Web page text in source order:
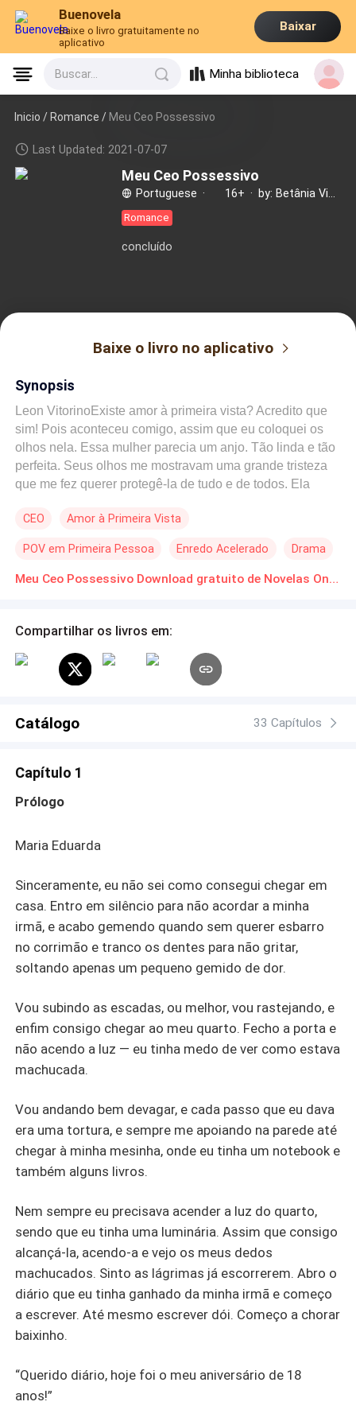
Buenovela
Baixe o livro gratuitamente no
aplicativo
Baixar
Buscar... Minha biblioteca
Inicio /Romance / Meu Ceo Possessivo
Last Updated: 2021-07-07
Meu Ceo Possessivo
Portuguese · 16+ ·
Romance
concluído
Baixe o livro no aplicativo
Synopsis
Leon VitorinoExiste amor à primeira vista? Acredito que
sim! Pois aconteceu comigo, assim que eu coloquei os
olhos nela. Essa mulher parecia um anjo. Tão linda e tão
perfeita. Seus olhos me mostravam uma grande tristeza
que me fez querer protegê-la de tudo e de todos. Ela
eu sou seu CEO POSSESSIVO.Maria Eduarda Se me
estuprada e iria apanhar, teria dado risada. Uma pena
que tudo que passei não foi um simples sonho ruim,
pesadelo que se tornou realidade e que me fez cometer
sim! Sou errada? Eu mereci isso? Será que um amor
pode vencer essa dor?
CEO Amor à Primeira Vista
POV em Primeira Pessoa Enredo Acelerado Drama
Meu Ceo Possessivo Download gratuito de Novelas Online em PDF
Compartilhar os livros em:
Catálogo 33 Capítulos
Capítulo 1
Prólogo
Maria Eduarda
Sinceramente, eu não sei como consegui chegar em
casa. Entro em silêncio para não acordar a minha
irmã, e acabo gemendo quando sem querer esbarro
no corrimão e tranco os dentes para não gritar,
soltando apenas um pequeno gemido de dor.
Vou subindo as escadas, ou melhor, vou rastejando, e
enfim consigo chegar ao meu quarto. Fecho a porta e
não acendo a luz — eu tinha medo de ver como estava
machucada.
Vou andando bem devagar, e cada passo que eu dava
era uma tortura, e sempre me apoiando na parede até
chegar à minha mesinha, onde eu tinha um notebook e
também alguns livros.
Nem sempre eu precisava acender a luz do quarto,
sendo que eu tinha uma luminária. Assim que consigo
alcançá-la, acendo-a e vejo os meus dedos
machucados. Sinto as lágrimas já escorrerem. Abro o
diário que eu tinha ganhado da minha irmã e começo
a escrever. Até mesmo escrever dói. Começo a chorar
baixinho.
“Querido diário, hoje foi o meu aniversário de 18
anos!”